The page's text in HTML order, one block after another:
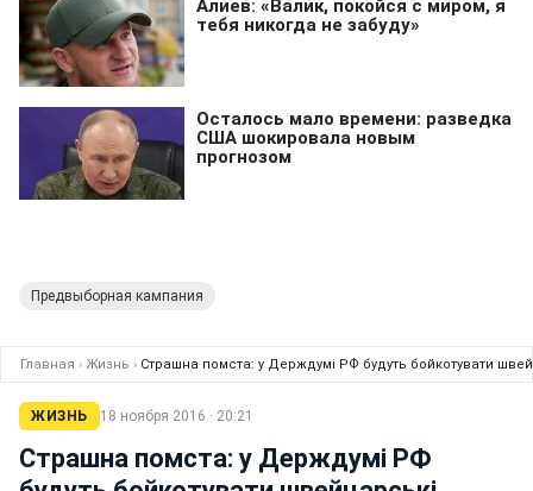
Предвыборная кампания
Главная › Жизнь › Страшна помста: у Держдумі РФ будуть бойкотувати
ЖИЗНЬ 18 ноября 2016 · 20:21
Страшна помста: у Держдумі РФ